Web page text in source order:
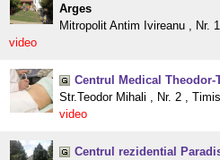
Arges
Mitropolit Antim Ivireanu , Nr.
video
Centrul Medical Theodor-
Str.Teodor Mihali , Nr. 2 ,
video
Centrul rezidential